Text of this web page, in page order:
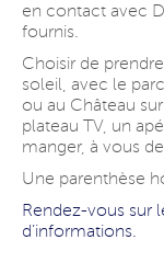
en contact avec
fournis.
Choisir de
soleil, avec le
ou au Château
plateau TV, un
manger, à vous
Une parenthèse
Rendez-vous sur
d’informations.